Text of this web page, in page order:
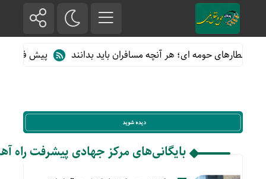
از قطارهای حومه ای؛ هر آنچه مسافران باید بدانند پیش فروش
بایگانی‌های مرکز جهادی پیشرفت راه